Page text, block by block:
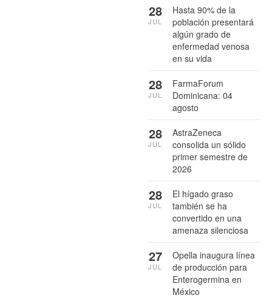
Hasta 90% de la
población presentará
algún grado de
enfermedad venosa
en su vida
28
JUL
FarmaForum
Dominicana: 04
agosto
28
JUL
AstraZeneca
consolida un sólido
primer semestre de
2026
28
JUL
El hígado graso
también se ha
convertido en una
amenaza silenciosa
28
JUL
Opella inaugura línea
de producción para
Enterogermina en
México
27
JUL